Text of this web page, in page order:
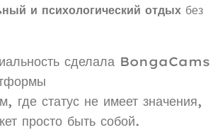
и психологический отдых без
сделала BongaCams
где статус не имеет значения,
просто быть собой.